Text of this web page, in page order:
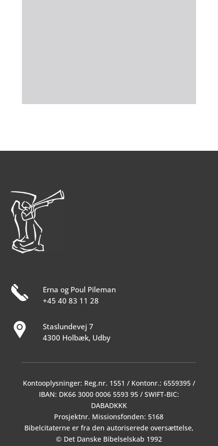
Erna og Poul Pileman
+45 40 83 11 28
Staslundevej 7
4300 Holbæk, Udby
Kontooplysninger: Reg.nr. 1551 / Kontonr.: 6559395 /
IBAN: DK66 3000 0006 5593 95 / SWIFT-BIC:
DABADKKK
Prosjektnr. Missionsfonden: 5168
Bibelcitaterne er fra den autoriserede oversættelse,
© Det Danske Bibelselskab 1992